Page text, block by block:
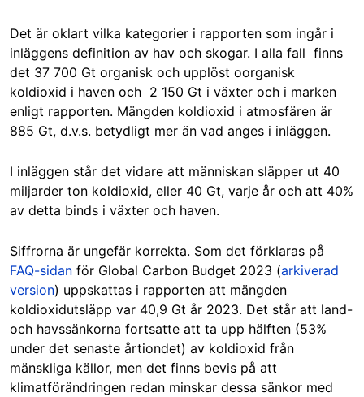
Det är oklart vilka kategorier i rapporten som ingår i
inläggens definition av hav och skogar. I alla fall finns
det 37 700 Gt organisk och upplöst oorganisk
koldioxid i haven och 2 150 Gt i växter och i marken
enligt rapporten. Mängden koldioxid i atmosfären är
885 Gt, d.v.s. betydligt mer än vad anges i inläggen.
I inläggen står det vidare att människan släpper ut 40
miljarder ton koldioxid, eller 40 Gt, varje år och att 40%
av detta binds i växter och haven.
Siffrorna är ungefär korrekta. Som det förklaras på
FAQ-sidan för Global Carbon Budget 2023 (arkiverad
version) uppskattas i rapporten att mängden
koldioxidutsläpp var 40,9 Gt år 2023. Det står att land-
och havssänkorna fortsatte att ta upp hälften (53%
under det senaste årtiondet) av koldioxid från
mänskliga källor, men det finns bevis på att
klimatförändringen redan minskar dessa sänkor med